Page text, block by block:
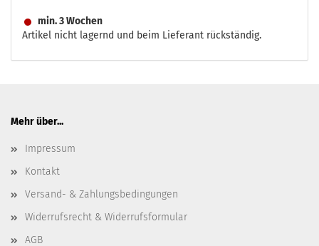
min. 3 Wochen
Artikel nicht lagernd und beim Lieferant rückständig.
Mehr über...
Impressum
Kontakt
Versand- & Zahlungsbedingungen
Widerrufsrecht & Widerrufsformular
AGB